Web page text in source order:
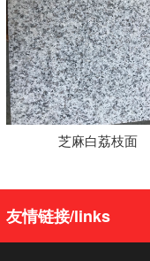
芝麻白荔枝面
友情链接/links